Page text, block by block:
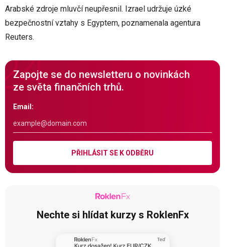
Arabské zdroje mluvčí neupřesnil. Izrael udržuje úzké
bezpečnostní vztahy s Egyptem, poznamenala agentura
Reuters.
Zapojte se do newsletteru o novinkách
ze světa finančních trhů.
Email:
PŘIHLÁSIT SE K ODBĚRU
Nechte si hlídat kurzy s RoklenFx